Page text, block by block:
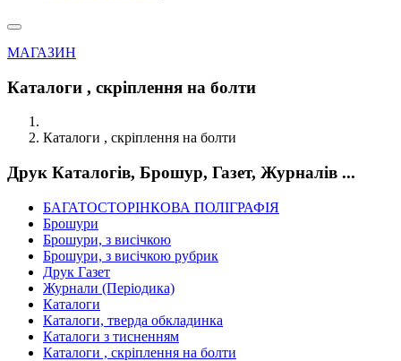
МАГАЗИН
Каталоги , скріплення на болти
Каталоги , скріплення на болти
Друк Каталогів, Брошур, Газет, Журналів ...
БАГАТОСТОРІНКОВА ПОЛІГРАФІЯ
Брошури
Брошури, з висічкою
Брошури, з висічкою рубрик
Друк Газет
Журнали (Періодика)
Каталоги
Каталоги, тверда обкладинка
Каталоги з тисненням
Каталоги , скріплення на болти